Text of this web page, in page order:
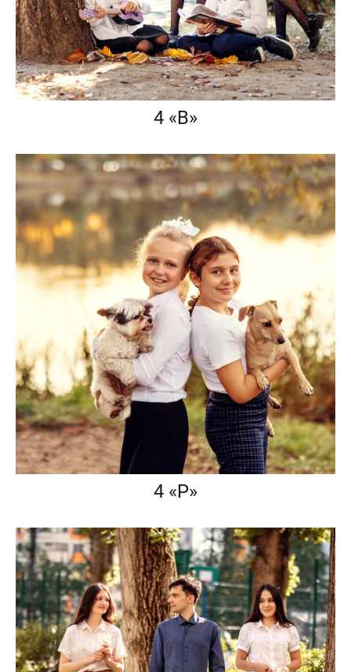
4 «В»
4 «Р»